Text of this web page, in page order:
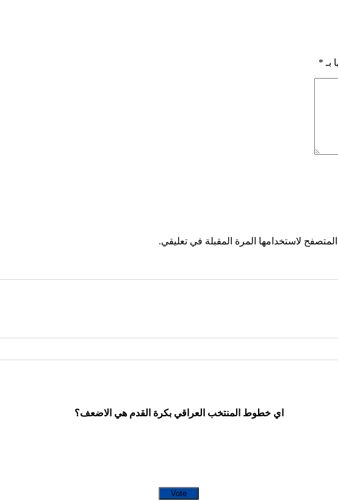
بـ *
لاستخدامها المرة المقبلة في تعليقي.
اي خطوط المنتخب العراقي بكرة القدم هي الاضعف؟